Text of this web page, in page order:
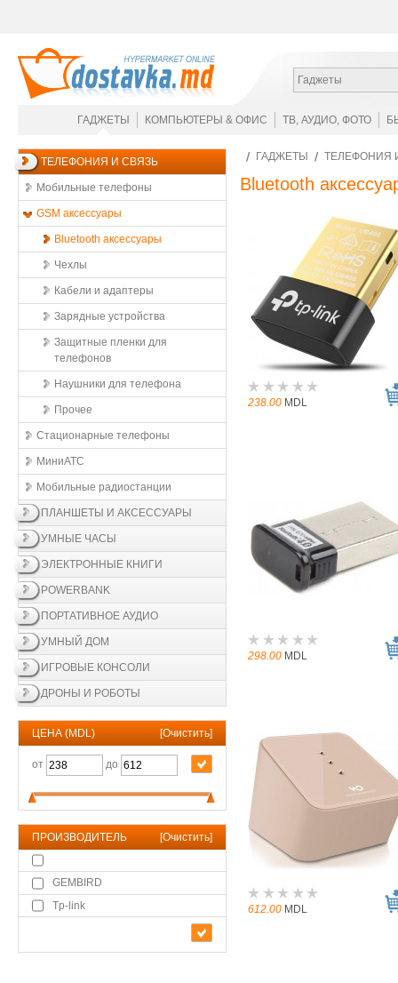
Гаджеты
ГАДЖЕТЫ КОМПЬЮТЕРЫ & ОФИС ТВ, АУДИО, ФОТО
ТЕЛЕФОНИЯ И СВЯЗЬ
Мобильные телефоны
GSM аксессуары
Bluetooth аксессуары
Чехлы
Кабели и адаптеры
Зарядные устройства
Защитные пленки для
телефонов
Наушники для телефона
Прочее
Стационарные телефоны
МиниАТС
Мобильные радиостанции
ПЛАНШЕТЫ И АКСЕССУАРЫ
УМНЫЕ ЧАСЫ
ЭЛЕКТРОННЫЕ КНИГИ
POWERBANK
ПОРТАТИВНОЕ АУДИО
УМНЫЙ ДОМ
ИГРОВЫЕ КОНСОЛИ
ДРОНЫ И РОБОТЫ
ЦЕНА (MDL) [Очистить]
от до
ПРОИЗВОДИТЕЛЬ [Очистить]
GEMBIRD
Tp-link
ГАДЖЕТЫ ТЕЛЕФОНИЯ
Bluetooth
238.00 MDL
298.00 MDL
612.00 MDL